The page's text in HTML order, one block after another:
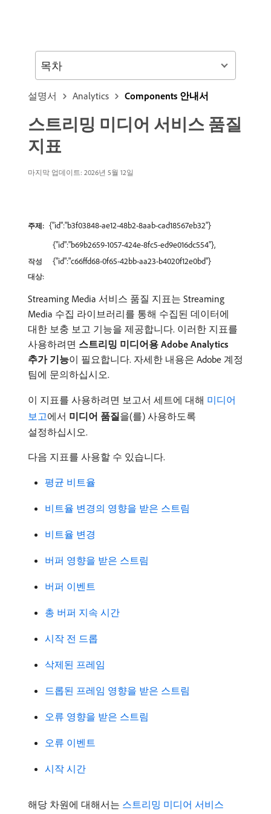
설명서 Analytics Components 안내서
스트리밍 미디어 서비스 품질
지표
마지막 업데이트: 2026년 5월 12일
주제: {"id":"b3f03848-ae12-48b2-8aab-cad18567eb32"}
작성
대상:
{"id":"b69b2659-1057-424e-8fc5-ed9e016dc554"},
{"id":"c66ffd68-0f65-42bb-aa23-b4020f12e0bd"}
Streaming Media 서비스 품질 지표는 Streaming
Media 수집 라이브러리를 통해 수집된 데이터에
대한 보충 보고 기능을 제공합니다. 이러한 지표를
사용하려면 스트리밍 미디어용 Adobe Analytics
추가 기능​이 필요합니다. 자세한 내용은 Adobe 계정
팀에 문의하십시오.
이 지표를 사용하려면 보고서 세트에 대해 미디어
보고에서 미디어 품질​을(를) 사용하도록
설정하십시오.
다음 지표를 사용할 수 있습니다.
평균 비트율
비트율 변경의 영향을 받은 스트림
비트율 변경
버퍼 영향을 받은 스트림
버퍼 이벤트
총 버퍼 지속 시간
시작 전 드롭
삭제된 프레임
드롭된 프레임 영향을 받은 스트림
오류 영향을 받은 스트림
오류 이벤트
시작 시간
해당 차원에 대해서는 스트리밍 미디어 서비스
목차